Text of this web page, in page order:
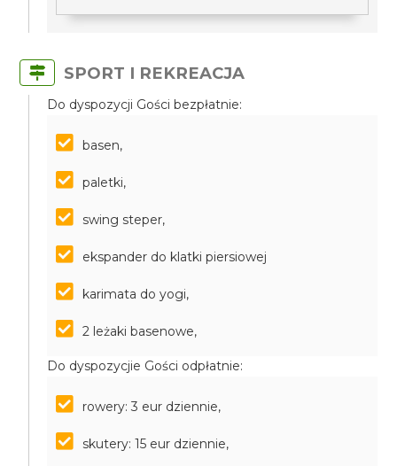
SPORT I REKREACJA
Do dyspozycji Gości bezpłatnie:
basen,
paletki,
swing steper,
ekspander do klatki piersiowej
karimata do yogi,
2 leżaki basenowe,
Do dyspozycjie Gości odpłatnie:
rowery: 3 eur dziennie,
skutery: 15 eur dziennie,